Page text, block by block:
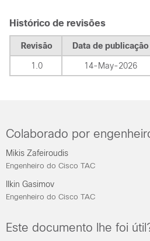
Histórico de revisões
Revisão Data de publicação
1.0 14-May-2026
Colaborado por
Mikis Zafeiroudis
Engenheiro do Cisco TAC
Ilkin Gasimov
Engenheiro do Cisco TAC
Este documento lhe foi